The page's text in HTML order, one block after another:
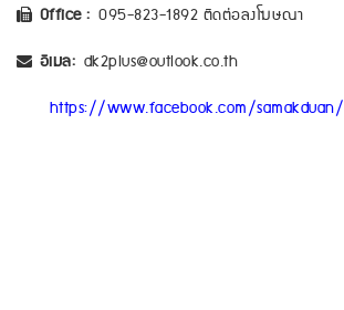
Office : 095-823-1892 ติดต่อลงโฆษณา
อีเมล: dk2plus@outlook.co.th
https://www.facebook.com/samakduan/